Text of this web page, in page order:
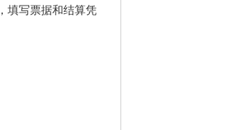
填写票据和结算凭